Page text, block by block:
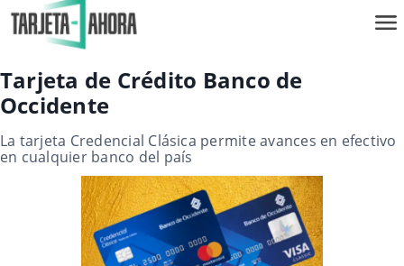
Tarjeta de Crédito Banco de
Occidente
La tarjeta Credencial Clásica permite avances en efectivo
en cualquier banco del país